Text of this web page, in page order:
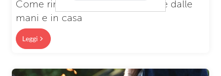
Come rimuovere l’odore di pesce dalle
mani e in casa
Leggi